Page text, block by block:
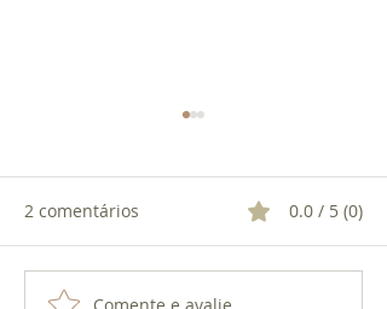
2 comentários 0.0 / 5 (0)